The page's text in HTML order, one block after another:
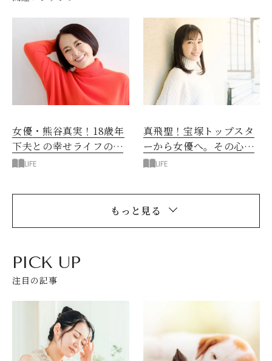
女優・熊谷真実！18歳年
下夫との幸せライフの秘
密 LIFE
真飛聖！宝塚トップスタ
ーから女優へ。その心の
舞台裏
LIFE
もっと見る
PICK UP
注目の記事